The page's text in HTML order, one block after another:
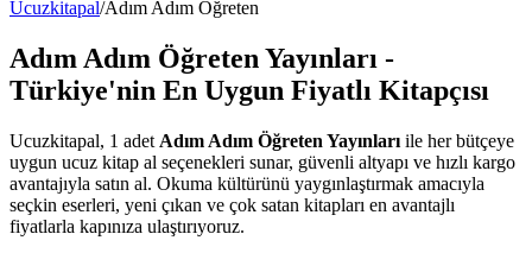
Ucuzkitapal/Adım Adım Öğreten
Adım Adım Öğreten Yayınları -
Türkiye'nin En Uygun Fiyatlı Kitapçısı
Ucuzkitapal, 1 adet Adım Adım Öğreten Yayınları ile her bütçeye
uygun ucuz kitap al seçenekleri sunar, güvenli altyapı ve hızlı kargo
avantajıyla satın al. Okuma kültürünü yaygınlaştırmak amacıyla
seçkin eserleri, yeni çıkan ve çok satan kitapları en avantajlı
fiyatlarla kapınıza ulaştırıyoruz.